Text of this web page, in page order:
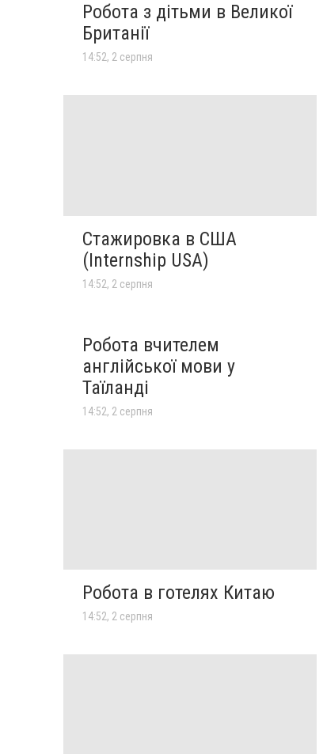
Робота з дітьми в Великої
Британії
14:52, 2 серпня
Стажировка в США
(Internship USA)
14:52, 2 серпня
Робота вчителем
англійської мови у
Таїланді
14:52, 2 серпня
Робота в готелях Китаю
14:52, 2 серпня